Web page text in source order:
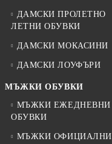
ДАМСКИ ПРОЛЕТНО
ЛЕТНИ ОБУВКИ
ДАМСКИ МОКАСИНИ
ДАМСКИ ЛОУФЪРИ
МЪЖКИ ОБУВКИ
МЪЖКИ ЕЖЕДНЕВНИ
ОБУВКИ
МЪЖКИ ОФИЦИАЛНИ